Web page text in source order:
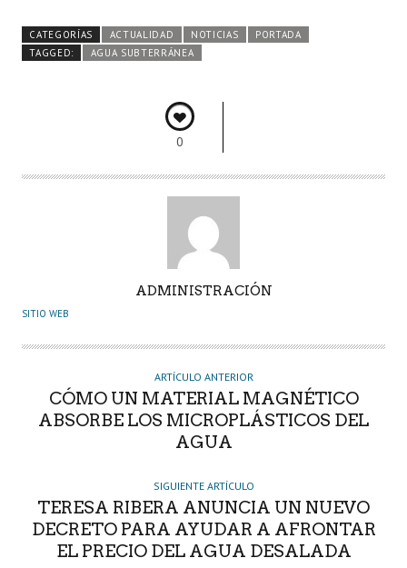
b
o
itt
er
ts
A
e
dI
m
pa
CATEGORÍAS ACTUALIDAD NOTICIAS
PORTADA
TAGGED:
AGUA SUBTERRÁNEA
0
U
O
ADMINISTRACIÓN
SITIO WEB
ARTÍCULO ANTERIOR
CÓMO UN MATERIAL MAGNÉTICO
ABSORBE LOS MICROPLÁSTICOS DEL
AGUA
SIGUIENTE ARTÍCULO
TERESA RIBERA ANUNCIA UN NUEVO
DECRETO PARA AYUDAR A AFRONTAR
EL PRECIO DEL AGUA DESALADA